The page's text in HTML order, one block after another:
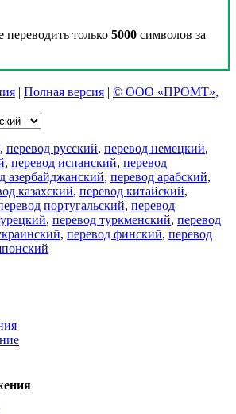
только 5000 символов за
| Полная версия | © ООО «ПРОМТ»,
, перевод русский, перевод немецкий,
, перевод испанский, перевод
азербайджанский, перевод арабский,
казахский, перевод китайский,
португальский, перевод
, перевод туркменский, перевод
, перевод финский, перевод